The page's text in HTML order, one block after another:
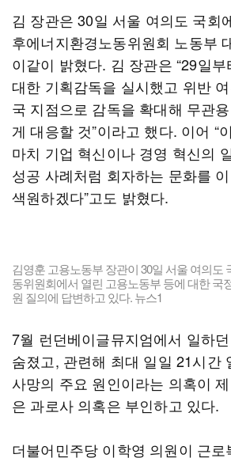
김 장관은 30일 서울 여의도 국회
후에너지환경노동위원회 노동부
이같이 밝혔다. 김 장관은 “29일
대한 기획감독을 실시했고 위반
국 지점으로 감독을 확대해 무관
게 대응할 것”이라고 했다. 이어 “
마치 기업 혁신이나 경영 혁신의
성공 사례처럼 회자하는 문화를
색원하겠다”고도 밝혔다.
김영훈 고용노동부 장관이 30일 서울 여의도
동위원회에서 열린 고용노동부 등에 대한 국
원 질의에 답변하고 있다. 뉴스1
7월 런던베이글뮤지엄에서 일하
숨졌고, 관련해 최대 일일 21시간
사망의 주요 원인이라는 의혹이
은 과로사 의혹은 부인하고 있다.
더불어민주당 이학영 의원이 근